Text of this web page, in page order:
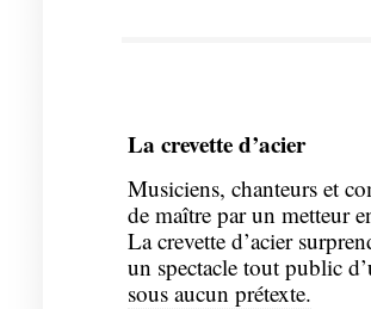
La crevette d’acier
Musiciens, chanteurs et
de maître par un metteur
La crevette d’acier
un spectacle tout public
sous aucun prétexte.